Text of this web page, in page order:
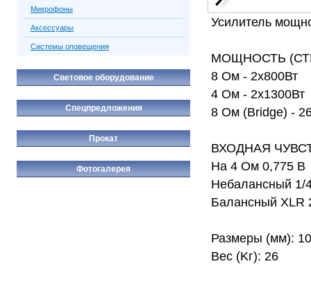
Усилитель
МОЩНОСТЬ
8 Ом - 2х800Вт
4 Ом - 2х1300Вт
8 Ом (Bridge) -
ВХОДНАЯ
На 4 Ом 0,775 В
Небалансный 1/
Балансный XLR
Размеры (мм):
Вес (Kг): 26
Микрофоны
Аксессуары
Системы оповещения
Световое оборудование
Спецпредложения
Прокат
Фотогалерея